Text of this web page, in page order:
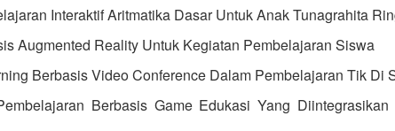
Interaktif Aritmatika Dasar Untuk Anak Tunagrahita
Augmented Reality Untuk Kegiatan Pembelajaran Siswa
Berbasis Video Conference Dalam Pembelajaran Tik Di
Berbasis Game Edukasi Yang Diintegrasikan